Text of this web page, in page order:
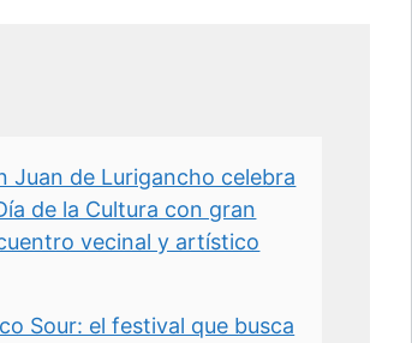
Juan de Lurigancho celebra
de la Cultura con gran
vecinal y artístico
Sour: el festival que busca